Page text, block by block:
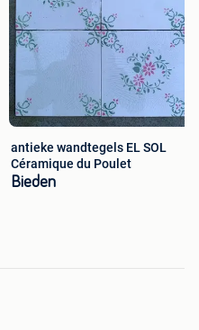
antieke wandtegels EL SOL
Céramique du Poulet
Bieden